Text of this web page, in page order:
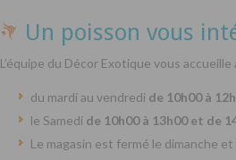
Un poisson vous
L’équipe du Décor Exotique vous accueille
du mardi au vendredi de 10h00 à
le Samedi de 10h00 à 13h00 et de
Le magasin est fermé le dimanche et